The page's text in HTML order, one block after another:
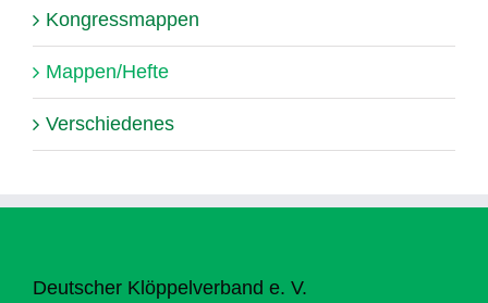
Kongressmappen
Mappen/Hefte
Verschiedenes
Deutscher Klöppelverband e. V.